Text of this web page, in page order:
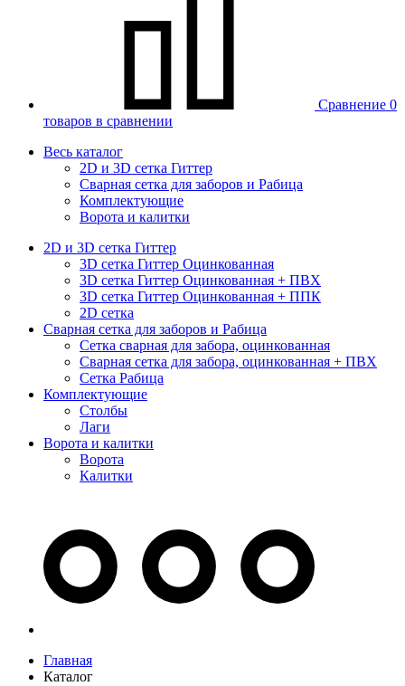
Сравнение 0
товаров в сравнении
Весь каталог
2D и 3D сетка Гиттер
Сварная сетка для заборов и Рабица
Комплектующие
Ворота и калитки
2D и 3D сетка Гиттер
3D сетка Гиттер Оцинкованная
3D сетка Гиттер Оцинкованная + ПВХ
3D сетка Гиттер Оцинкованная + ППК
2D сетка
Сварная сетка для заборов и Рабица
Сетка сварная для забора, оцинкованная
Сварная сетка для забора, оцинкованная + ПВХ
Сетка Рабица
Комплектующие
Столбы
Лаги
Ворота и калитки
Ворота
Калитки
Главная
Каталог